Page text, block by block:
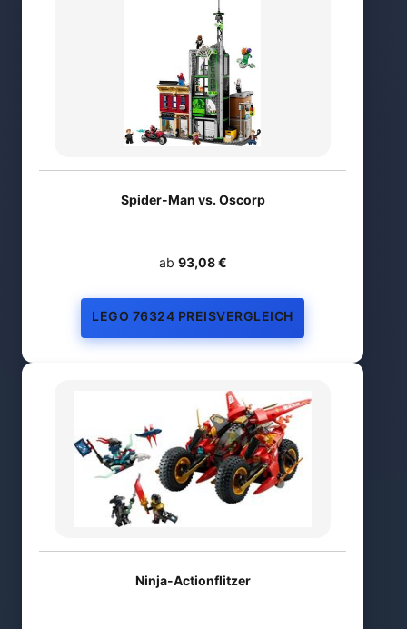
Spider-Man vs. Oscorp
ab 93,08 €
LEGO 76324 PREISVERGLEICH
Ninja-Actionflitzer